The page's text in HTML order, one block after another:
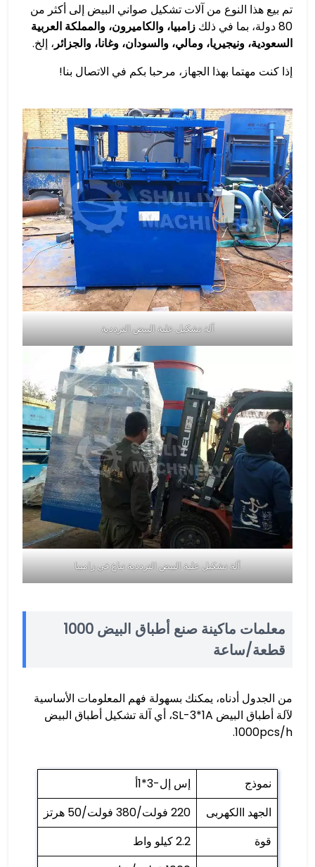
تم بيع هذا النوع من آلات تشكيل صواني البيض إلى أكثر من
80 دولة، بما في ذلك
زامبيا، والكاميرون، والمملكة العربية
السعودية، ونيجيريا، ومالي، والسودان، وغانا، والجزائر، إلخ.
إذا كنت مهتما بهذا الجهاز، مرحبا بكم في الاتصال بنا!
آلة تشكيل علبة البيض الترددية
آلة تشكيل علبة البيض الترددية تباع في زامبيا
معلمات ماكينة صنع أطباق البيض 1000
قطعة/ساعة
من الجدول أدناه، يمكنك بسهولة فهم المعلومات الأساسية
لآلة أطباق البيض SL-3*1A، أي آلة تشكيل أطباق البيض
1000pcs/h.
نموذج
إس إل-3*1أ
الجهد االكهربى
220 فولت/380 فولت/50 هرتز
قوة
2.2 كيلو واط